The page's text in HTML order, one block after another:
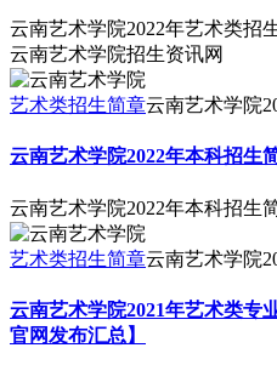
云南艺术学院2022年艺术类招
云南艺术学院招生资讯网
艺术类招生简章云南艺术学院
云南艺术学院2022年本科招生
云南艺术学院2022年本科招生
艺术类招生简章云南艺术学院
云南艺术学院2021年艺术类专
官网发布汇总】